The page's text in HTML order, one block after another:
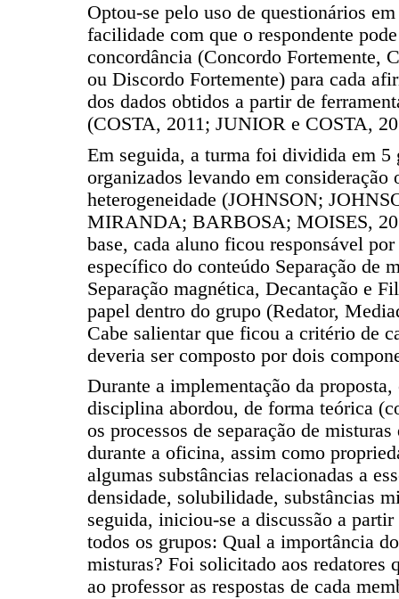
Optou-se pelo uso de questionários
facilidade com que o respondente
concordância (Concordo Fortemente,
ou Discordo Fortemente) para cada
dos dados obtidos a partir de
(COSTA, 2011; JUNIOR e COSTA,
Em seguida, a turma foi dividida em 5
organizados levando em
heterogeneidade (JOHNSON;
MIRANDA; BARBOSA; MOISES,
base, cada aluno ficou responsável
específico do conteúdo Separação de
Separação magnética, Decantação e
papel dentro do grupo (Redator,
Cabe salientar que ficou a critério de
deveria ser composto por dois
Durante a implementação da
disciplina abordou, de forma teórica
os processos de separação de
durante a oficina, assim como
algumas substâncias relacionadas a
densidade, solubilidade, substâncias
seguida, iniciou-se a discussão a
todos os grupos: Qual a importância
misturas? Foi solicitado aos redatores
ao professor as respostas de cada